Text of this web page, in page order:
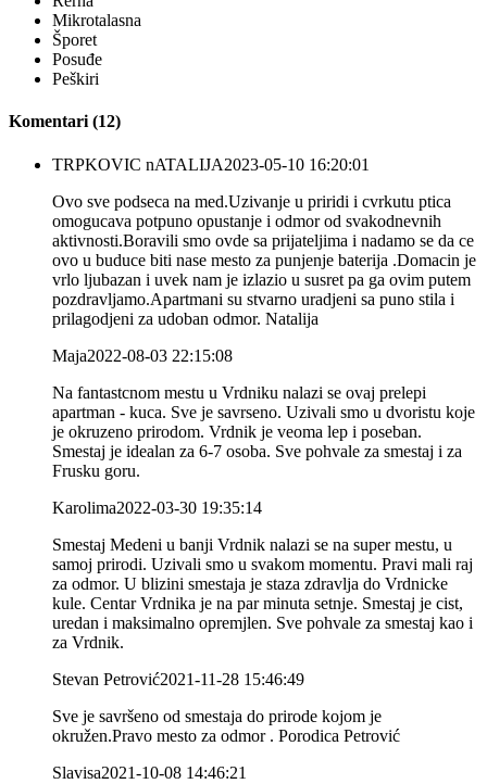
Mikrotalasna
Šporet
Posuđe
Peškiri
Komentari (12)
TRPKOVIC nATALIJA2023-05-10 16:20:01
Ovo sve podseca na med.Uzivanje u priridi i cvrkutu ptica
omogucava potpuno opustanje i odmor od svakodnevnih
aktivnosti.Boravili smo ovde sa prijateljima i nadamo se da ce
ovo u buduce biti nase mesto za punjenje baterija .Domacin je
vrlo ljubazan i uvek nam je izlazio u susret pa ga ovim putem
pozdravljamo.Apartmani su stvarno uradjeni sa puno stila i
prilagodjeni za udoban odmor. Natalija
Maja2022-08-03 22:15:08
Na fantastcnom mestu u Vrdniku nalazi se ovaj prelepi
apartman - kuca. Sve je savrseno. Uzivali smo u dvoristu koje
je okruzeno prirodom. Vrdnik je veoma lep i poseban.
Smestaj je idealan za 6-7 osoba. Sve pohvale za smestaj i za
Frusku goru.
Karolima2022-03-30 19:35:14
Smestaj Medeni u banji Vrdnik nalazi se na super mestu, u
samoj prirodi. Uzivali smo u svakom momentu. Pravi mali raj
za odmor. U blizini smestaja je staza zdravlja do Vrdnicke
kule. Centar Vrdnika je na par minuta setnje. Smestaj je cist,
uredan i maksimalno opremjlen. Sve pohvale za smestaj kao i
za Vrdnik.
Stevan Petrović2021-11-28 15:46:49
Sve je savršeno od smestaja do prirode kojom je
okružen.Pravo mesto za odmor . Porodica Petrović
Slavisa2021-10-08 14:46:21